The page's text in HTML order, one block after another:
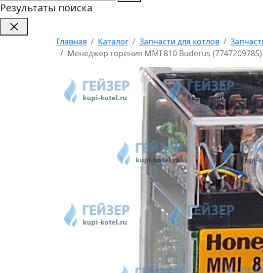
Результаты поиска
Главная Каталог Запчасти для котлов
Менеджер горения MMI 810 Buderus (7747209785)